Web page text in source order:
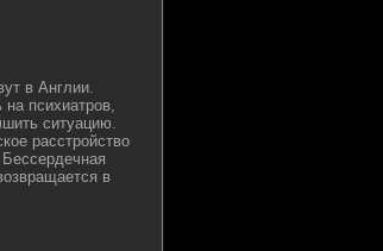
в Англии.
психиатров,
ситуацию.
расстройство
в